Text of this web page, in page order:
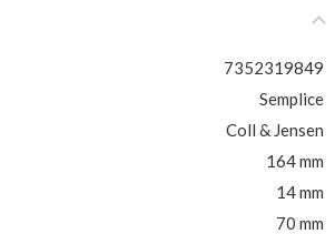
7352319849
Semplice
Coll & Jensen
164 mm
14 mm
70 mm